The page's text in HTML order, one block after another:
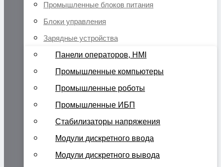
Промышленные блоков питания
Блоки управления
Зарядные устройства
Панели операторов, HMI
Промышленные компьютеры
Промышленные роботы
Промышленные ИБП
Стабилизаторы напряжения
Модули дискретного ввода
Модули дискретного вывода